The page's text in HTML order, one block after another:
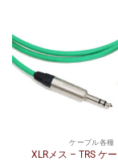
ケーブル各種
XLRメス – TRS ケ